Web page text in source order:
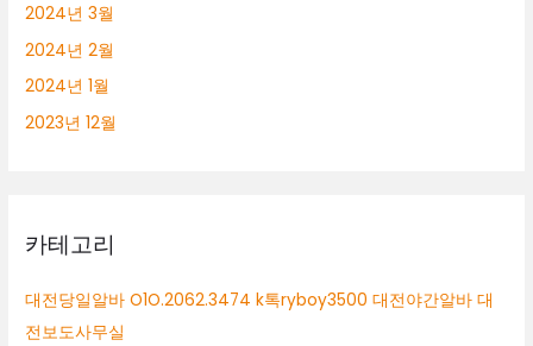
2024년 3월
2024년 2월
2024년 1월
2023년 12월
카테고리
대전당일알바 O1O.2062.3474 k톡ryboy3500 대전야간알바 대
전보도사무실